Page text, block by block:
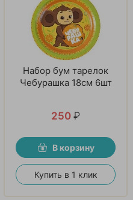
Набор бум тарелок
Чебурашка 18см 6шт
250 ₽
В корзину
Купить в 1 клик